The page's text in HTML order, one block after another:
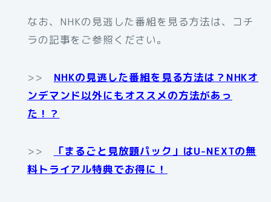
なお、NHKの見逃した番組を見る方法は、コチ
ラの記事をご参照ください。
>> NHKの見逃した番組を見る方法は？NHKオ
ンデマンド以外にもオススメの方法があっ
た！？
>>
「まるごと見放題パック」はU-NEXTの無
料トライアル特典でお得に！